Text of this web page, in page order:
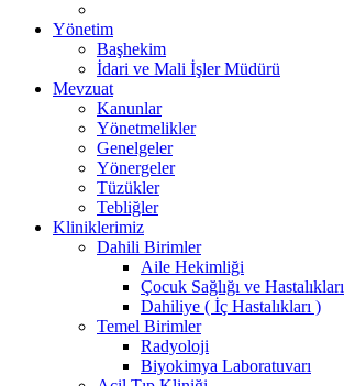
Yönetim
Başhekim
İdari ve Mali İşler Müdürü
Mevzuat
Kanunlar
Yönetmelikler
Genelgeler
Yönergeler
Tüzükler
Tebliğler
Kliniklerimiz
Dahili Birimler
Aile Hekimliği
Çocuk Sağlığı ve Hastalıkları
Dahiliye ( İç Hastalıkları )
Temel Birimler
Radyoloji
Biyokimya Laboratuvarı